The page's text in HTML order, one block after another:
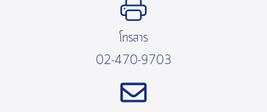
โทรสาร
02-470-9703